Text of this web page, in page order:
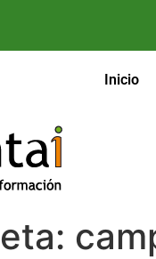
Inicio